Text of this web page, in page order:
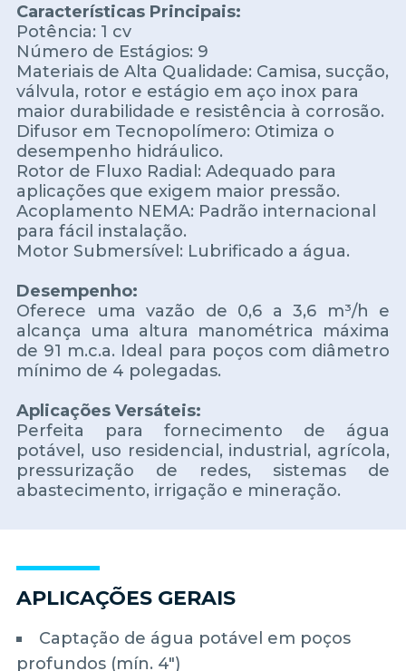
Características Principais:
Potência: 1 cv
Número de Estágios: 9
Materiais de Alta Qualidade: Camisa, sucção,
válvula, rotor e estágio em aço inox para
maior durabilidade e resistência à corrosão.
Difusor em Tecnopolímero: Otimiza o
desempenho hidráulico.
Rotor de Fluxo Radial: Adequado para
aplicações que exigem maior pressão.
Acoplamento NEMA: Padrão internacional
para fácil instalação.
Motor Submersível: Lubrificado a água.
Desempenho:
Oferece uma vazão de 0,6 a 3,6 m³/h e
alcança uma altura manométrica máxima
de 91 m.c.a. Ideal para poços com diâmetro
mínimo de 4 polegadas.
Aplicações Versáteis:
Perfeita para fornecimento de água
potável, uso residencial, industrial, agrícola,
pressurização de redes, sistemas de
abastecimento, irrigação e mineração.
APLICAÇÕES GERAIS
Captação de água potável em poços
profundos (mín. 4")